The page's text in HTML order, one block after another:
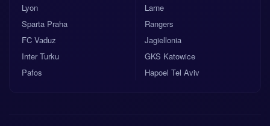
Lyon
Sparta Praha
FC Vaduz
Inter Turku
Pafos
Larne
Rangers
Jagiellonia
GKS Katowice
Hapoel Tel Aviv